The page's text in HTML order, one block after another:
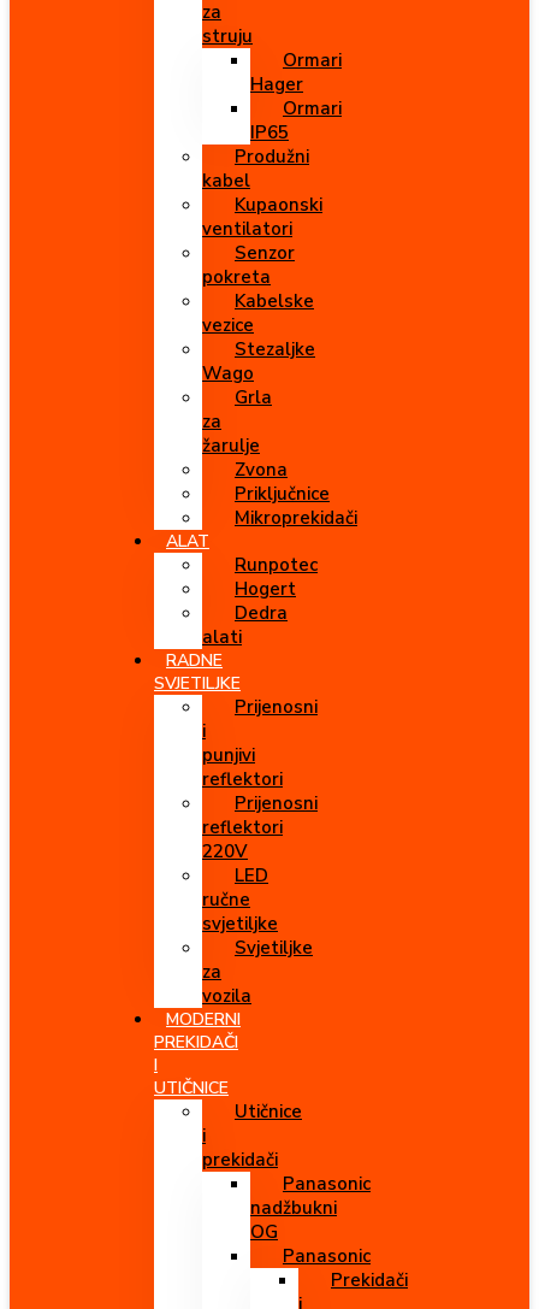
za
struju
Ormari
Hager
Ormari
IP65
Produžni
kabel
Kupaonski
ventilatori
Senzor
pokreta
Kabelske
vezice
Stezaljke
Wago
Grla
za
žarulje
Zvona
Priključnice
Mikroprekidači
ALAT
Runpotec
Hogert
Dedra
alati
RADNE
SVJETILJKE
Prijenosni
i
punjivi
reflektori
Prijenosni
reflektori
220V
LED
ručne
svjetiljke
Svjetiljke
za
vozila
MODERNI
PREKIDAČI
I
UTIČNICE
Utičnice
i
prekidači
Panasonic
nadžbukni
OG
Panasonic
Prekidači